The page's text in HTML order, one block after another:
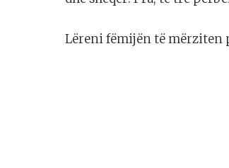
Lëreni fëmijën të mërziten